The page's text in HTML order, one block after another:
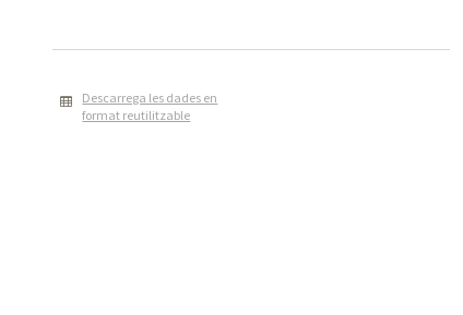
Descarrega les dades en
format reutilitzable